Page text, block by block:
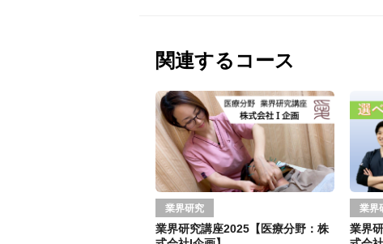
関連するコース
業界研究
業界研究講座2025【医療分野：株
業界
業界